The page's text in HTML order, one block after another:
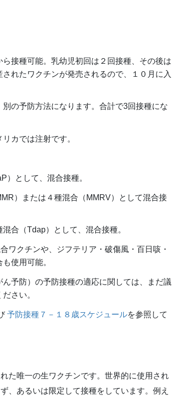
接種可能。乳幼児初回は２回接種、その後は
れたワクチンが発売されるので、１０月に入
の予防方法になります。合計で3回接種にな
カでは注射です。
）として、混合接種。
）または４種混合（MMRV）として混合接
合（Tdap）として、混合接種。
ワクチンや、ジフテリア・破傷風・百日咳・
使用可能。
予防）の予防接種の適応に関しては、まだ議
さい。
予防接種７－１８歳スケジュールを参照して
た唯一の生ワクチンです。世界的に使用され
、あるいは限定して接種をしています。例え